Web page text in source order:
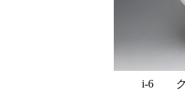
i-6 ク